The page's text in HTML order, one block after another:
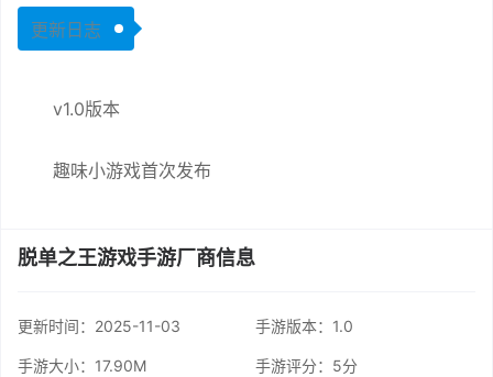
更新日志
v1.0版本
趣味小游戏首次发布
脱单之王游戏手游厂商信息
更新时间： 2025-11-03 手游版本：1.0
手游大小：17.90M 手游评分： 5分